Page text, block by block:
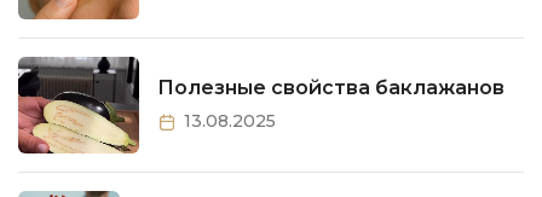
Полезные свойства баклажанов
13.08.2025